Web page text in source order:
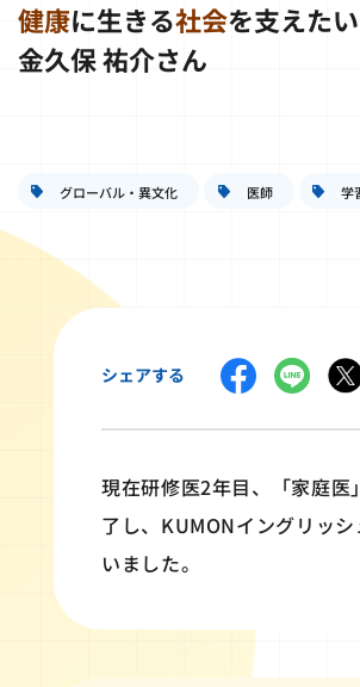
健康に生きる社会を支えたい
金久保 祐介さん
グローバル・異文化 医師 学
シェアする
現在研修医2年目、「家庭
了し、KUMONイングリッ
いました。